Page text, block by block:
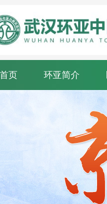
页 环亚简介